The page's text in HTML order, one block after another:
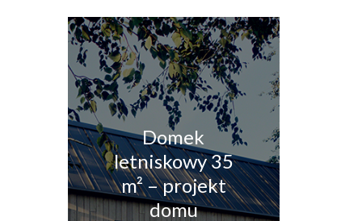
Domek
letniskowy 35
m² – projekt
domu